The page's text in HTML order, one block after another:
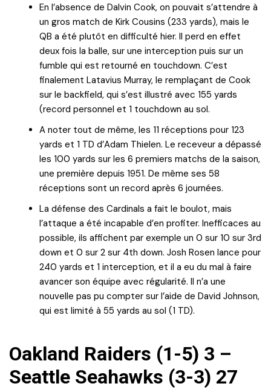
En l’absence de Dalvin Cook, on pouvait s’attendre à
un gros match de Kirk Cousins (233 yards), mais le
QB a été plutôt en difficulté hier. Il perd en effet
deux fois la balle, sur une interception puis sur un
fumble qui est retourné en touchdown. C’est
finalement Latavius Murray, le remplaçant de Cook
sur le backfield, qui s’est illustré avec 155 yards
(record personnel et 1 touchdown au sol.
A noter tout de même, les 11 réceptions pour 123
yards et 1 TD d’Adam Thielen. Le receveur a dépassé
les 100 yards sur les 6 premiers matchs de la saison,
une première depuis 1951. De même ses 58
réceptions sont un record après 6 journées.
La défense des Cardinals a fait le boulot, mais
l’attaque a été incapable d’en profiter. Inefficaces au
possible, ils affichent par exemple un 0 sur 10 sur 3rd
down et 0 sur 2 sur 4th down. Josh Rosen lance pour
240 yards et 1 interception, et il a eu du mal à faire
avancer son équipe avec régularité. Il n’a une
nouvelle pas pu compter sur l’aide de David Johnson,
qui est limité à 55 yards au sol (1 TD).
Oakland Raiders (1-5) 3 –
Seattle Seahawks (3-3) 27